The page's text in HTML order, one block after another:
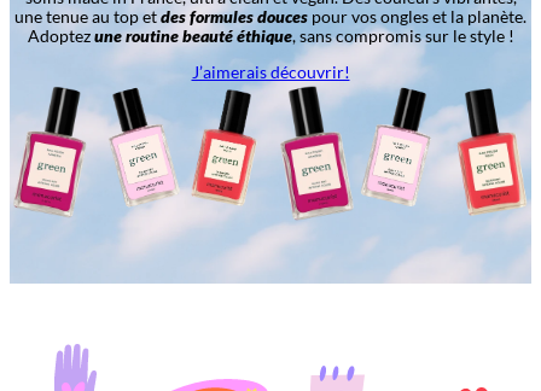
une tenue au top etdes formules douces pour vos ongles et la planète.
Adoptezune routine beauté éthique, sans compromis sur le style !
J’aimerais découvrir!